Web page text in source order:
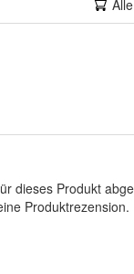
dieses Produkt
Produktrezension.